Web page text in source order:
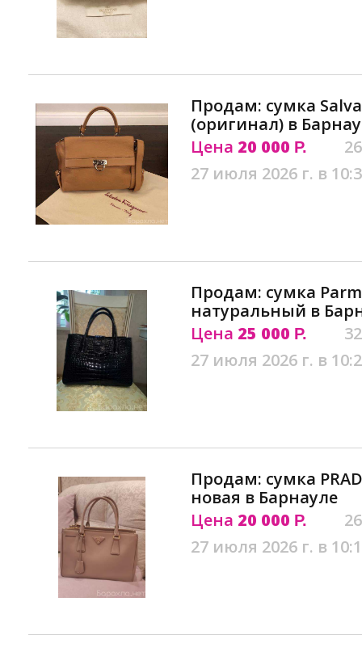
Продам: сумка
(оригинал) в
Цена 20 000 Р.
27 июля 2026 г. в
Продам: сумка
натуральный в
Цена 25 000 Р.
27 июля 2026 г. в
Продам: сумка
новая в Барнауле
Цена 20 000 Р.
27 июля 2026 г. в